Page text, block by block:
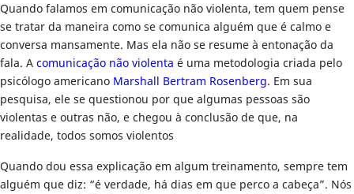
Quando falamos em comunicação não violenta, tem quem pense
se tratar da maneira como se comunica alguém que é calmo e
conversa mansamente. Mas ela não se resume à entonação da
fala. Acomunicação não violenta é uma metodologia criada pelo
psicólogo americano Marshall Bertram Rosenberg. Em sua
pesquisa, ele se questionou por que algumas pessoas são
violentas e outras não, e chegou à conclusão de que, na
realidade, todos somos violentos
Quando dou essa explicação em algum treinamento, sempre tem
alguém que diz: “é verdade, há dias em que perco a cabeça”. Nós